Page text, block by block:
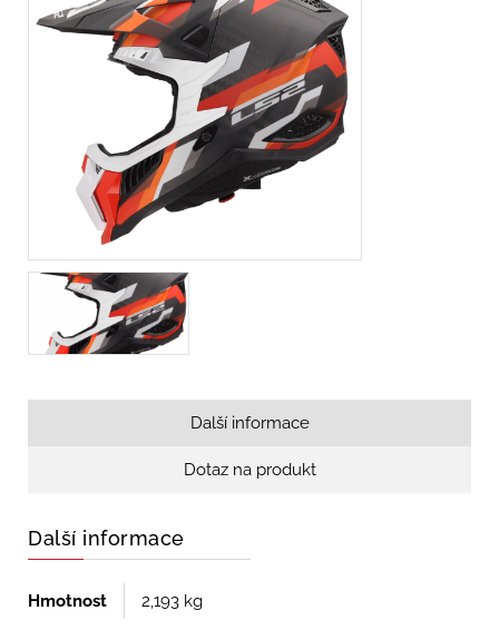
Další informace
Dotaz na produkt
Další informace
Hmotnost 2,193 kg